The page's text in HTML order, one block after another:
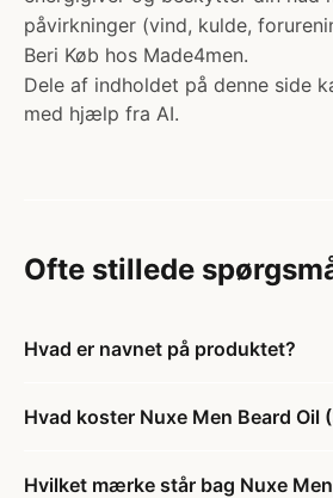
påvirkninger (vind, kulde,
Beri Køb hos Made4men.
Dele af indholdet på denne side
med hjælp fra AI.
Ofte stillede
Hvad er navnet på produktet?
Hvad koster Nuxe Men Beard Oil
Hvilket mærke står bag Nuxe